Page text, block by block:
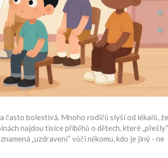
často bolestivá. Mnoho rodičů slyší od lékařů, že
najdou tisíce příběhů o dětech, které „přešly“
„uzdravení“ vůči někomu, kdo je jiný - ne